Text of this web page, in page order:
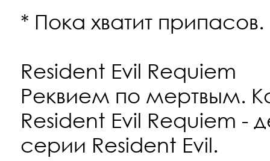
* Пока хватит припасов.
Resident Evil Requiem
Реквием по мертвым.
Resident Evil Requiem -
серии Resident Evil.